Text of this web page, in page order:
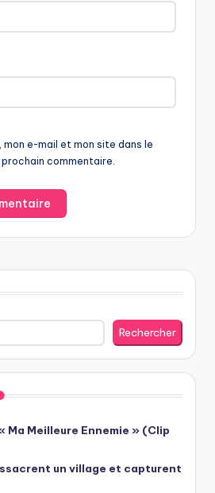
mon e-mail et mon site dans le
commentaire.
Rechercher
Ma Meilleure Ennemie » (Clip
un village et capturent